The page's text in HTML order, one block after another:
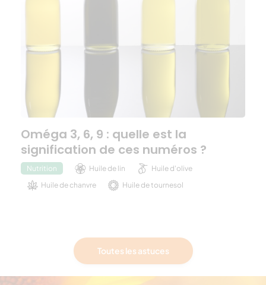
Oméga 3, 6, 9 : quelle est la
signification de ces numéros ?
Nutrition Huile de lin
Huile d'olive
Huile de chanvre
Huile de tournesol
Toutes les astuces